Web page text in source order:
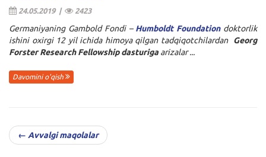
24.05.2019 | 2423
Germaniyaning Gambold Fondi – Humboldt Foundationdoktorlik
ishini oxirgi 12 yil ichida himoya qilgan tadqiqotchilardan Georg
Forster Research Fellowship dasturiga arizalar ...
Davomini o'qish
← Avvalgi maqolalar